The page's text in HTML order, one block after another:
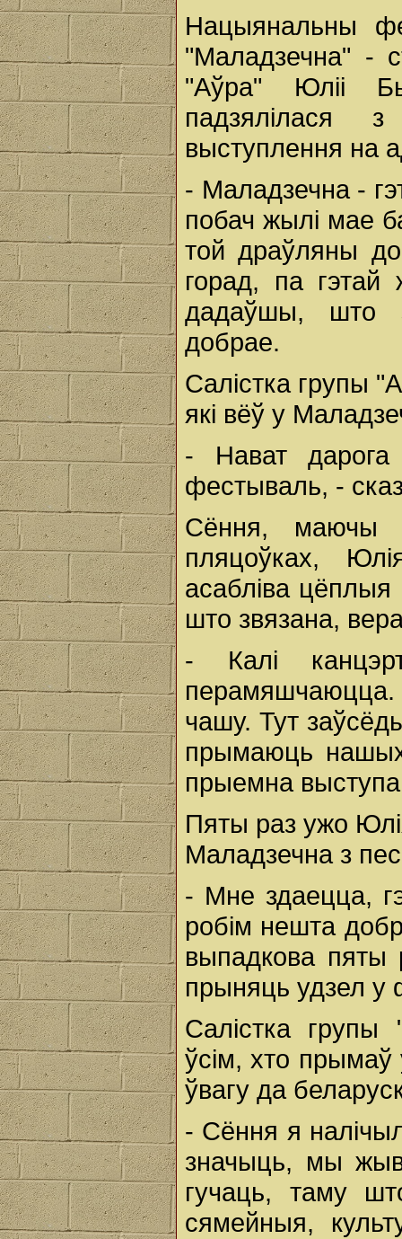
Нацыянальны
"Маладзечна" -
"Аўра" Юліі
падзялілася
выступлення на
- Маладзечна -
побач жылі мае
той драўляны
горад, па
дадаўшы, што з
добрае.
Салістка групы
які вёў у
- Нават
фестываль, -
Сёння, маючы
пляцоўках,
асабліва цёплыя
што звязана,
- Калі
чашу. Тут
прымаюць нашых
прыемна
Пяты раз ужо
Маладзечна з
- Мне здаецца,
робім нешта
выпадкова пяты
прыняць удзел у
Салістка групы
ўсім, хто
ўвагу да
- Сёння я
значыць, мы
гучаць, таму
сямейныя,